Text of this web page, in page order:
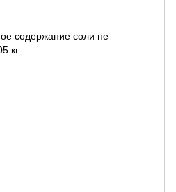
содержание соли не
кг